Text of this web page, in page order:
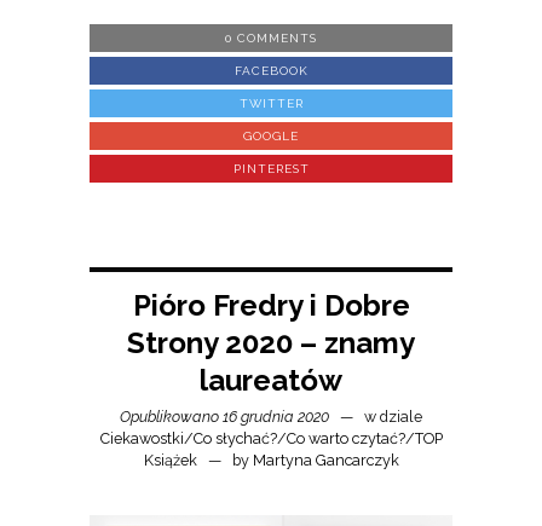
0 COMMENTS
FACEBOOK
TWITTER
GOOGLE
PINTEREST
Pióro Fredry i Dobre
Strony 2020 – znamy
laureatów
Opublikowano 16 grudnia 2020
w dziale
Ciekawostki/Co słychać?/Co warto czytać?/TOP
Książek
by Martyna Gancarczyk